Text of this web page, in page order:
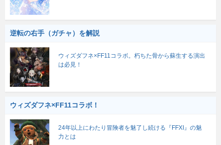
逆転の右手（ガチャ）を解説
ウィズダフネ×FF11コラボ。朽ちた骨から蘇生する演出
は必見！
ウィズダフネ×FF11コラボ！
24年以上にわたり冒険者を魅了し続ける『FFXI』の魅
力とは